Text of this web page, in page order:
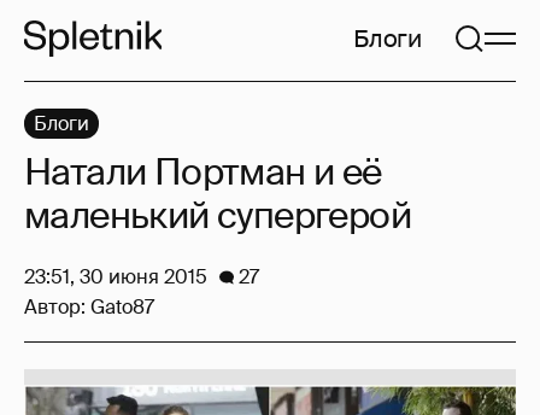
Блоги
Блоги
Натали Портман и её
маленький супергерой
23:51, 30 июня 2015
27
Автор: Gato87